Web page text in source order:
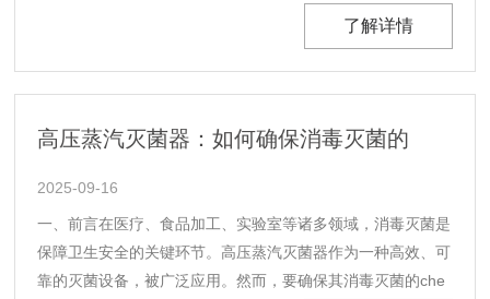
的消毒屏障，成为医院、诊所等医疗机构的重要工具。一、工
时，将待灭菌的物品放置在灭菌室内，通过加热产生高温高
压......
了解详情
高压蒸汽灭菌器：如何确保消毒灭菌的
2025-09-16
一、前言在医疗、食品加工、实验室等诸多领域，消毒灭菌是
保障卫生安全的关键环节。高压蒸汽灭菌器作为一种高效、可
靠的灭菌设备，被广泛应用。然而，要确保其消毒灭菌的che